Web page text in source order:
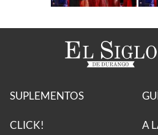
SUPLEMENTOS
CLICK! A